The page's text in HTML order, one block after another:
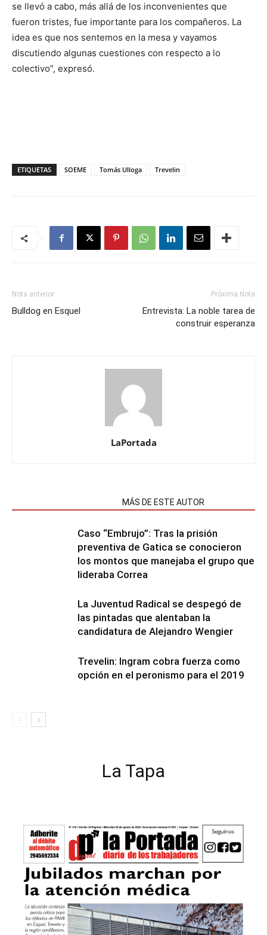
se llevó a cabo, más allá de los inconvenientes que
fueron tristes, fue importante para los compañeros. La
idea es que nos sentemos en la mesa y vayamos
discutiendo algunas cuestiones con respecto a lo
colectivo”, expresó.
ETIQUETAS SOEME Tomás Ulloga Trevelin
Nota anterior
Bulldog en Esquel
Próxima Nota
Entrevista: La noble tarea de
construir esperanza
LaPortada
MÁS DE ESTE AUTOR
Caso “Embrujo”: Tras la prisión
preventiva de Gatica se conocieron
los montos que manejaba el grupo que
lideraba Correa
La Juventud Radical se despegó de
las pintadas que alentaban la
candidatura de Alejandro Wengier
Trevelin: Ingram cobra fuerza como
opción en el peronismo para el 2019
La Tapa